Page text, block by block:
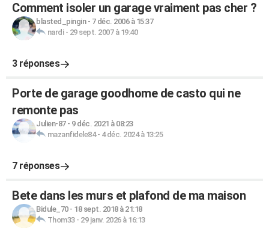
Comment isoler un garage vraiment pas cher ?
blasted_pingin- 7 déc. 2006 à 15:37
nardi- 29 sept. 2007 à 19:40
3 réponses
Porte de garage goodhome de casto qui ne
remonte pas
Julien-87- 9 déc. 2021 à 08:23
mazanfidele84- 4 déc. 2024 à 13:25
7 réponses
Bete dans les murs et plafond de ma maison
Bidule_70- 18 sept. 2018 à 21:18
Thom33- 29 janv. 2026 à 16:13